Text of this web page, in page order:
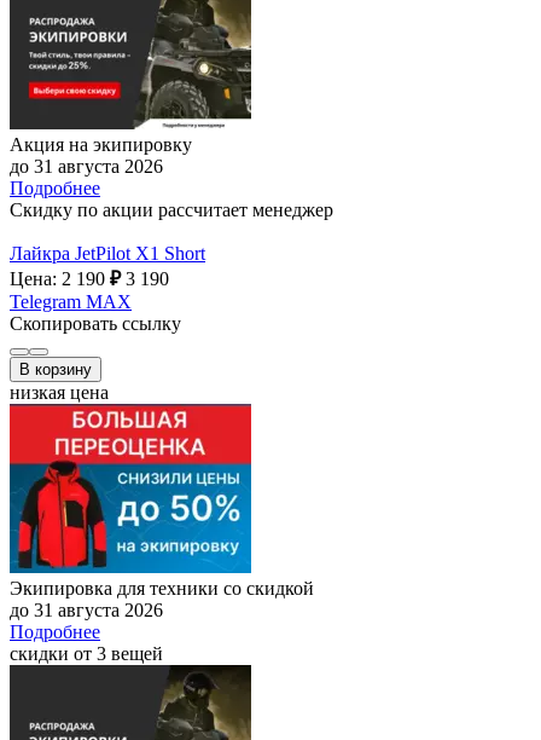
Акция на экипировку
до 31 августа 2026
Подробнее
Скидку по акции рассчитает менеджер
Лайкра JetPilot X1 Short
Цена: 2 190 ₽ 3 190
Telegram MAX
Скопировать ссылку
В корзину
низкая цена
Экипировка для техники со скидкой
до 31 августа 2026
Подробнее
скидки от 3 вещей